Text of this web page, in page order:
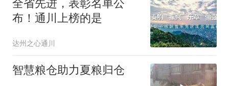
布！通川上榜的是
达州之心通川
智慧粮仓助力夏粮归仓